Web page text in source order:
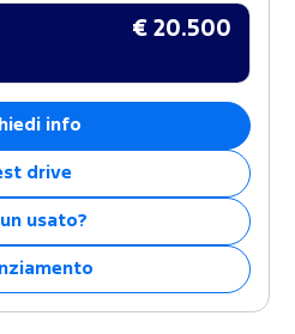
€ 20.500
info
drive
un usato?